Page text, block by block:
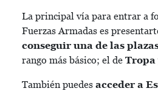
La principal vía para entrar a
Fuerzas Armadas es
conseguir una de las
rango más básico; el de
También puedes acceder a